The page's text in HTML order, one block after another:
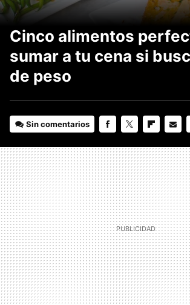
Cinco alimentos
sumar a tu cena si
de peso
Sin comentarios
MAIL